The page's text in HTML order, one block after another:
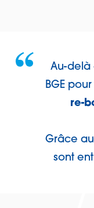
Au-delà
BGE
re-
Grâce
sont